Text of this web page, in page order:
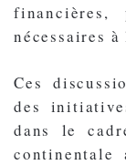
financières,
nécessaires
Ces
des
dans le
continentale